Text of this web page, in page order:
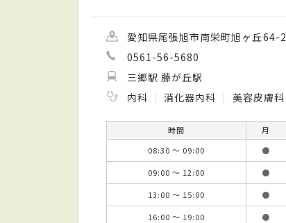
愛知県尾張旭市南栄町旭ヶ丘64-2
0561-56-5680
三郷駅 藤が丘駅
内科
消化器内科 美容皮膚科
時間 月
08:30 ～ 09:00
●
09:00 ～ 12:00
●
13:00 ～ 15:00
●
16:00 ～ 19:00
●